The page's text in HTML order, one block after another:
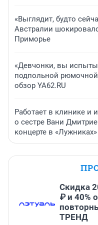
«Выглядит, будто
Австралии
Приморье
«Девчонки, вы
подпольной
обзор YA62.RU
Работает в клинике и
о сестре Вани
концерте в «Лужниках»
Скидка
₽ и 40%
ТРЕНД